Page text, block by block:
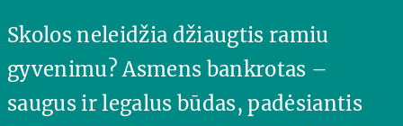
Apie mus
Kontaktai
Skolos neleidžia džiaugtis ramiu
gyvenimu? Asmens bankrotas –
saugus ir legalus būdas, padėsiantis